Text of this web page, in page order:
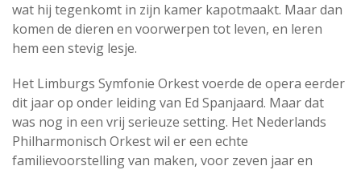
wat hij tegenkomt in zijn kamer kapotmaakt. Maar dan
komen de dieren en voorwerpen tot leven, en leren
hem een stevig lesje.
Het Limburgs Symfonie Orkest voerde de opera eerder
dit jaar op onder leiding van Ed Spanjaard. Maar dat
was nog in een vrij serieuze setting. Het Nederlands
Philharmonisch Orkest wil er een echte
familievoorstelling van maken, voor zeven jaar en